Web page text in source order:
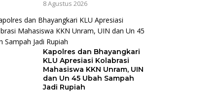
8 Agustus 2026
Kapolres dan Bhayangkari
KLU Apresiasi Kolabrasi
Mahasiswa KKN Unram, UIN
dan Un 45 Ubah Sampah
Jadi Rupiah